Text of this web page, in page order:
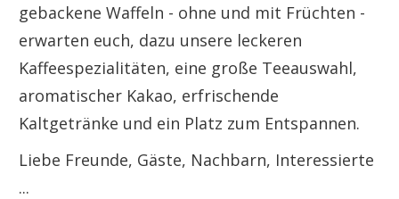
gebackene Waffeln - ohne und mit Früchten -
erwarten euch, dazu unsere leckeren
Kaffeespezialitäten, eine große Teeauswahl,
aromatischer Kakao, erfrischende
Kaltgetränke und ein Platz zum Entspannen.
Liebe Freunde, Gäste, Nachbarn, Interessierte
...